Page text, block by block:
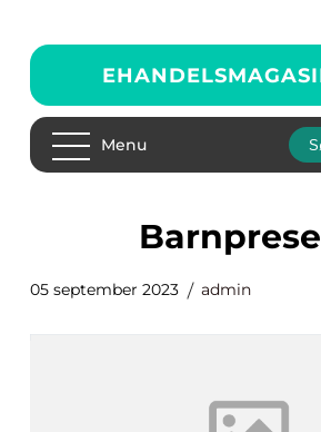
Menu
05 september 2023 admin